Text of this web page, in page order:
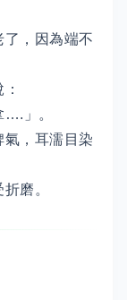
，因為端不
….」。
氣，耳濡目染
磨。